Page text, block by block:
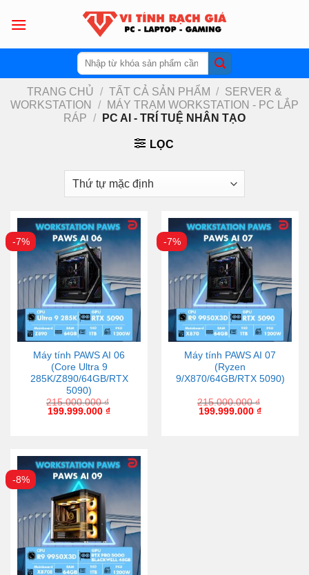
Tìm
kiếm:
TRANG CHỦ / TẤT CẢ SẢN PHẨM / SERVER &
WORKSTATION
/
MÁY TRẠM WORKSTATION - PC LẮP
RÁP / PC AI - TRÍ TUỆ NHÂN TẠO
LỌC
-7%
Máy tính PAWS AI 06
(Core Ultra 9
285K/Z890/64GB/RTX
5090)
215.000.000₫
199.999.000 ₫
-7%
Máy tính PAWS AI 07
(Ryzen
9/X870/64GB/RTX 5090)
215.000.000₫
199.999.000 ₫
-8%